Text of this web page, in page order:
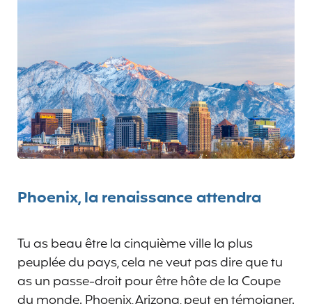
Phoenix, la renaissance attendra
Tu as beau être la cinquième ville la plus
peuplée du pays, cela ne veut pas dire que tu
as un passe-droit pour être hôte de la Coupe